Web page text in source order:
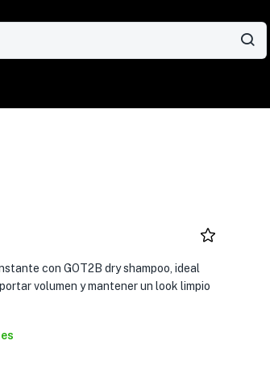
con GOT2B dry shampoo, ideal
volumen y mantener un look limpio